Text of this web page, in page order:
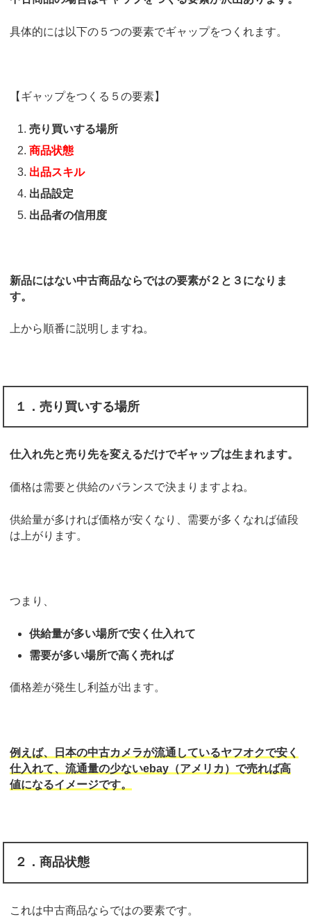
具体的には以下の５つの要素でギャップをつくれます。
【ギャップをつくる５の要素】
売り買いする場所
商品状態
出品スキル
出品設定
出品者の信用度
新品にはない中古商品ならではの要素が２と３になりま
す。
上から順番に説明しますね。
１．売り買いする場所
仕入れ先と売り先を変えるだけでギャップは生まれます。
価格は需要と供給のバランスで決まりますよね。
供給量が多ければ価格が安くなり、需要が多くなれば値段
は上がります。
つまり、
供給量が多い場所で安く仕入れて
需要が多い場所で高く売れば
価格差が発生し利益が出ます。
例えば、日本の中古カメラが流通しているヤフオクで安く
仕入れて、流通量の少ないebay（アメリカ）で売れば高
値になるイメージです。
２．商品状態
これは中古商品ならではの要素です。